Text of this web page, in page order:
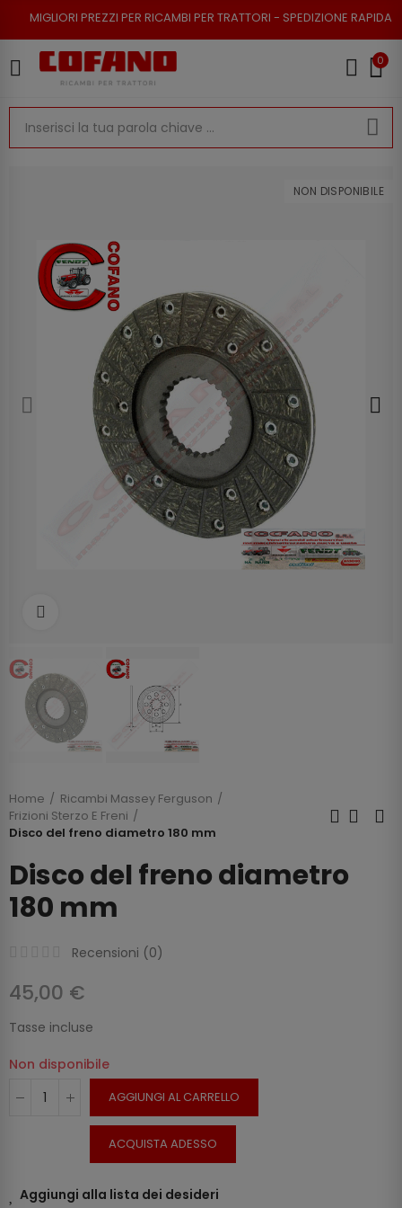
PREZZI PER RICAMBI PER TRATTORI - SPEDIZIONE RAPIDA - RESO
0
NON DISPONIBILE
Home
Ricambi Massey Ferguson
Frizioni Sterzo E Freni
Disco del freno diametro 180 mm
Disco del freno diametro
180 mm
Recensioni (0)
45,00 €
Tasse incluse
Non disponibile
AGGIUNGI AL CARRELLO
ACQUISTA ADESSO
Aggiungi alla lista dei desideri